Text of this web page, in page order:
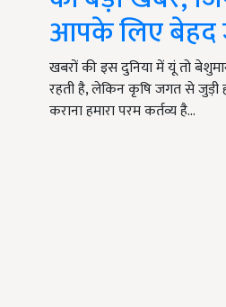
आपके लिए बेहद
खबरों की इस दुनिया में यूं तो
रहती है, लेकिन कृषि जगत से
कराना हमारा परम कर्तव्य है…